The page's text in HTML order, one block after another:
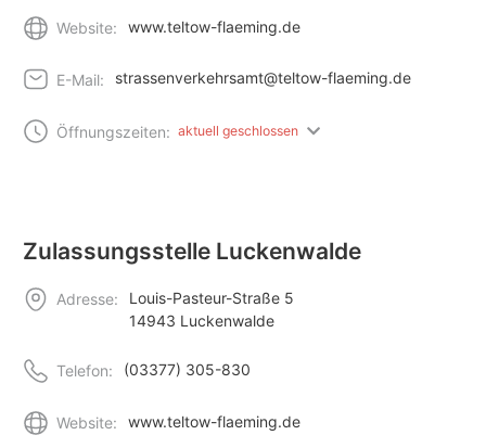
Website: www.teltow-flaeming.de
E-Mail: strassenverkehrsamt@teltow-flaeming.de
Öffnungszeiten: aktuell geschlossen
Zulassungsstelle Luckenwalde
Adresse:
Louis-Pasteur-Straße 5
14943 Luckenwalde
Telefon: (03377) 305-830
Website: www.teltow-flaeming.de